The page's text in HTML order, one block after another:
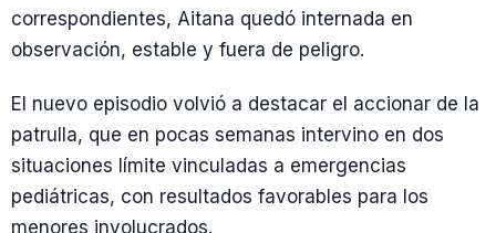
correspondientes, Aitana quedó internada en
observación, estable y fuera de peligro.
El nuevo episodio volvió a destacar el accionar de la
patrulla, que en pocas semanas intervino en dos
situaciones límite vinculadas a emergencias
pediátricas, con resultados favorables para los
menores involucrados.